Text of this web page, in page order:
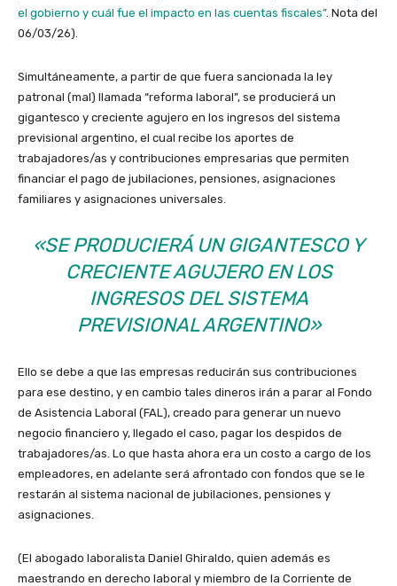
el gobierno y cuál fue el impacto en las cuentas fiscales”. Nota del
06/03/26).
Simultáneamente, a partir de que fuera sancionada la ley
patronal (mal) llamada “reforma laboral”, se producierá un
gigantesco y creciente agujero en los ingresos del sistema
previsional argentino, el cual recibe los aportes de
trabajadores/as y contribuciones empresarias que permiten
financiar el pago de jubilaciones, pensiones, asignaciones
familiares y asignaciones universales.
«SE PRODUCIERÁ UN GIGANTESCO Y
CRECIENTE AGUJERO EN LOS
INGRESOS DEL SISTEMA
PREVISIONAL ARGENTINO»
Ello se debe a que las empresas reducirán sus contribuciones
para ese destino, y en cambio tales dineros irán a parar al Fondo
de Asistencia Laboral (FAL), creado para generar un nuevo
negocio financiero y, llegado el caso, pagar los despidos de
trabajadores/as. Lo que hasta ahora era un costo a cargo de los
empleadores, en adelante será afrontado con fondos que se le
restarán al sistema nacional de jubilaciones, pensiones y
asignaciones.
(El abogado laboralista Daniel Ghiraldo, quien además es
maestrando en derecho laboral y miembro de la Corriente de